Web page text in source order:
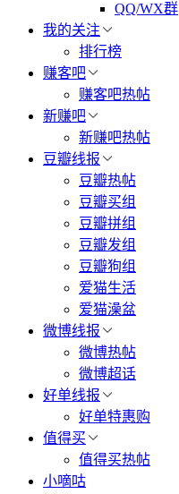
QQ/WX群
我的关注
排行榜
赚客吧
赚客吧热帖
新赚吧
新赚吧热帖
豆瓣线报
豆瓣热帖
豆瓣买组
豆瓣拼组
豆瓣发组
豆瓣狗组
爱猫生活
爱猫澡盆
微博线报
微博热帖
微博超话
好单线报
好单特惠购
值得买
值得买热帖
小嘀咕